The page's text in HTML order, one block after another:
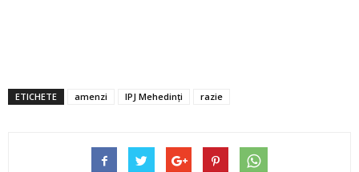
ETICHETE amenzi IPJ Mehedinţi razie